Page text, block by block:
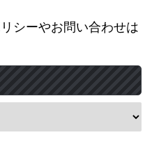
シーやお問い合わせは